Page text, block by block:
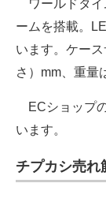
ワールドタイ
ームを搭載。
います。ケー
さ）mm、重量
ECショップ
います。
チプカシ売れ